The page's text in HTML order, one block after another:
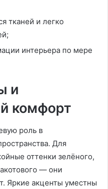
тканей и легко
интерьера по мере
и
комфорт
роль в
Для
оттенки зелёного,
— они
Яркие акценты уместны